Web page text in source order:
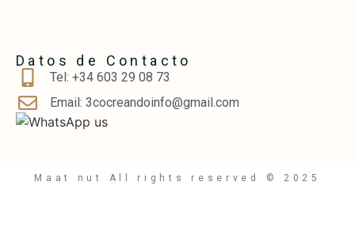
Datos de Contacto
Tel: ‪+34 603 29 08 73‬
Email: 3cocreandoinfo@gmail.com
Maat nut All rights reserved © 2025